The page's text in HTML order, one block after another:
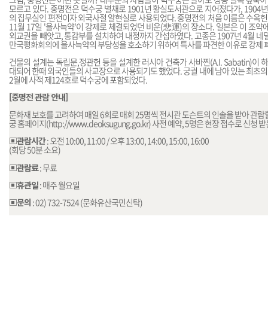
모르고 있다. 중명전은 덕수궁 별채로 1901년 황실도서관으로 지어졌다가, 1904
의 집무실인 편전이자 외국사절 알현실로 사용되었다. 중명전의 처음 이름은 수옥
11월 17일 '을사늑약'이 강제로 체결되었던 비운(悲運)의 장소다. 일본은 이 조약
외교권을 빼앗고, 통감부를 설치하여 내정까지 간섭하였다. 고종은 1907년 4월 네
만국평화회의에 을사늑약의 부당성을 호소하기 위하여 특사를 파견한 이유로 강제
건물의 설계는 독립문,정관헌 등을 설계한 러시아 건축가 사바찐(A.I. Sabatin)이
대되어 한때 외국인들의 사교장으로 사용되기도 했었다. 궁궐 내에 남아 있는 최초
2월에 사적 제124호로 덕수궁에 포함되었다.
[중명전 관람 안내]
문화재 보호를 고려하여 매일 6회로 매회 25명씩 전시관 도슨트의 인솔을 받아 관람
궁 홈페이지(http://www.deoksugung.go.kr) 사전 예약, 5명은 현장 접수로 신청
▣관람시간: 오전 10:00, 11:00 / 오후 13:00, 14:00, 15:00, 16:00
(회당 50분 소요)
▣관람료: 무료
▣휴관일: 매주 월요일
▣문의 : 02) 732-7524 (문화유산국민신탁)